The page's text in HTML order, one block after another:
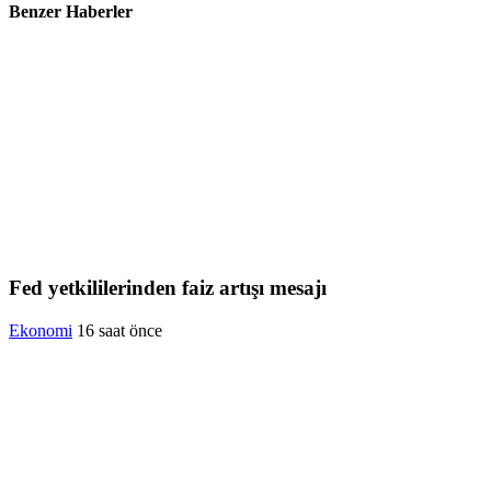
Benzer Haberler
Fed yetkililerinden faiz artışı mesajı
Ekonomi 16 saat önce